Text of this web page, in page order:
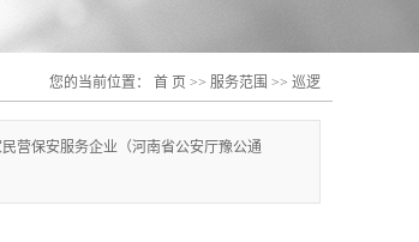
您的当前位置： 首 页 >> 服务范围 >> 巡逻
营保安服务企业（河南省公安厅豫公通